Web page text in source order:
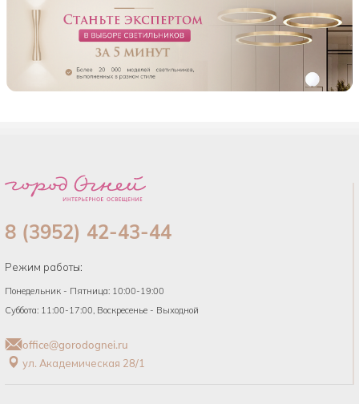
8 (3952) 42-43-44
Режим работы:
Понедельник - Пятница: 10:00-19:00
Суббота: 11:00-17:00, Воскресенье - Выходной
office@gorodognei.ru
ул. Академическая 28/1